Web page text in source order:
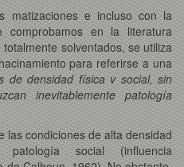
matizaciones e incluso con la
comprobamos en la literatura
solventados, se utiliza
para referirse a una
de densidad física v social, sin
inevitablemente patología
las condiciones de alta densidad
patología social (influencia